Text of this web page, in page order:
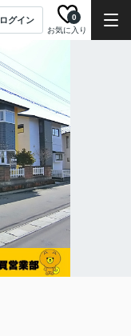
ログイン
お気に入り
0